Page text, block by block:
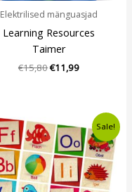
Elektrilised mänguasjad
Learning Resources
Taimer
€15,80€11,99
Sale!
Algne
hind
oli:
€9,80.
Current
price
is:
€7,49.